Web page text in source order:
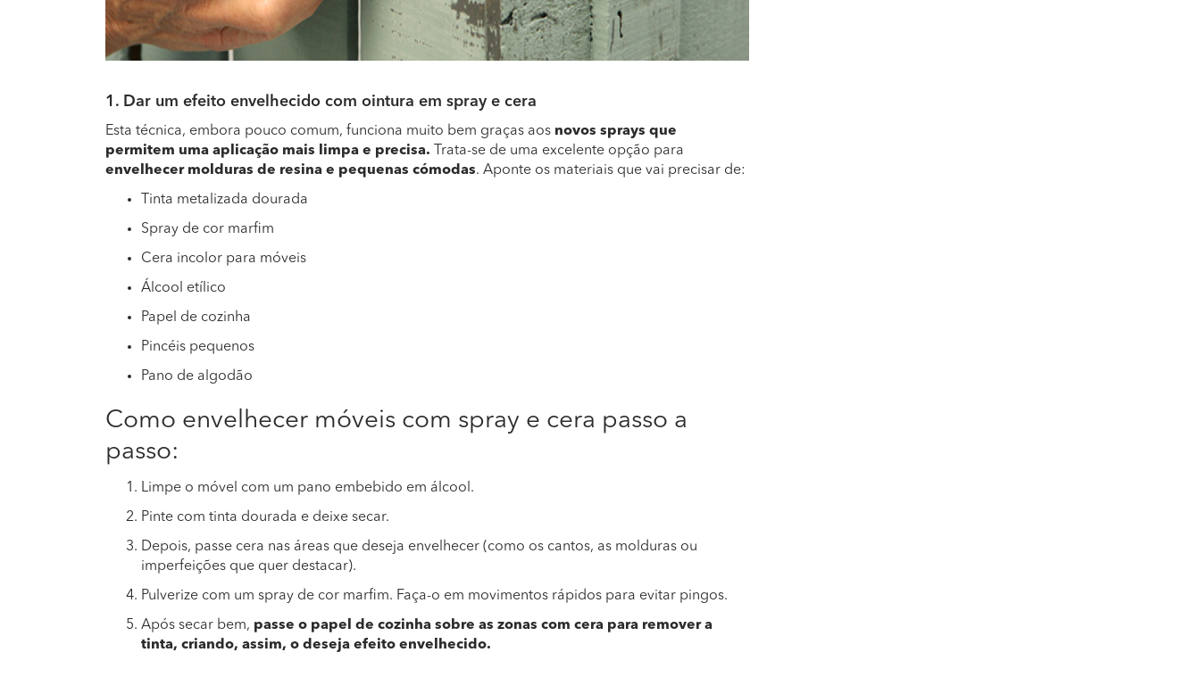
1. Dar um efeito envelhecido com ointura em spray e cera
Esta técnica, embora pouco comum, funciona muito bem graças aos novos sprays que
permitem uma aplicação mais limpa e precisa. Trata-se de uma excelente opção para
envelhecer molduras de resina e pequenas cómodas. Aponte os materiais que vai precisar de:
Tinta metalizada dourada
Spray de cor marfim
Cera incolor para móveis
Álcool etílico
Papel de cozinha
Pincéis pequenos
Pano de algodão
Como envelhecer móveis com spray e cera passo a
passo:
Limpe o móvel com um pano embebido em álcool.
Pinte com tinta dourada e deixe secar.
Depois, passe cera nas áreas que deseja envelhecer (como os cantos, as molduras ou
imperfeições que quer destacar).
Pulverize com um spray de cor marfim. Faça-o em movimentos rápidos para evitar pingos.
Após secar bem, passe o papel de cozinha sobre as zonas com cera para remover a
tinta, criando, assim, o deseja efeito envelhecido.